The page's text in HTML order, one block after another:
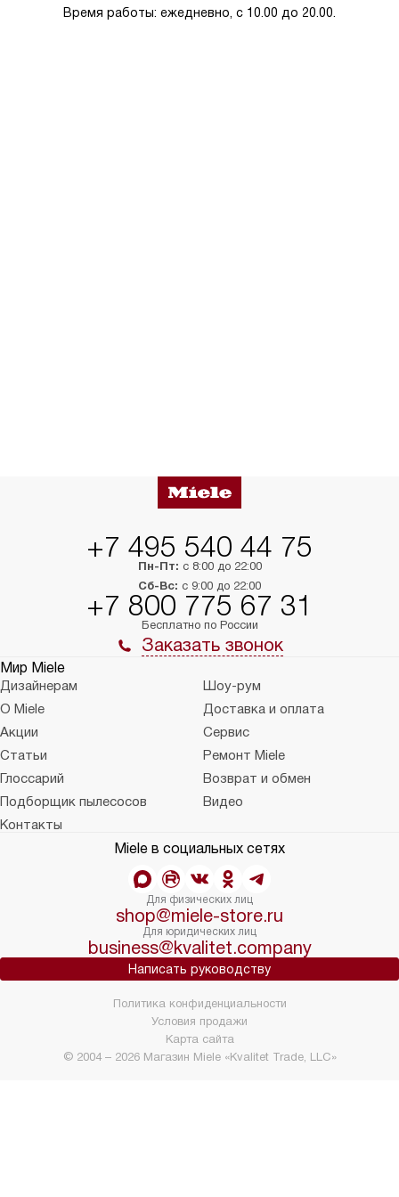
Время работы: ежедневно, с 10.00 до 20.00.
+7 495 540 44 75
Пн-Пт: с 8:00 до 22:00
Сб-Вс: с 9:00 до 22:00
+7 800 775 67 31
Бесплатно по России
Заказать звонок
Мир Miele
Дизайнерам
Шоу-рум
О Miele
Доставка и оплата
Акции
Сервис
Статьи
Ремонт Miele
Глоссарий
Возврат и обмен
Подборщик пылесосов
Видео
Контакты
Miele в социальных сетях
Для физических лиц
shop@miele-store.ru
Для юридических лиц
business@kvalitet.company
Написать руководству
© 2004 – 2026 Магазин Miele «Kvalitet Trade, LLC»
Политика конфиденциальности
Условия продажи
Карта сайта